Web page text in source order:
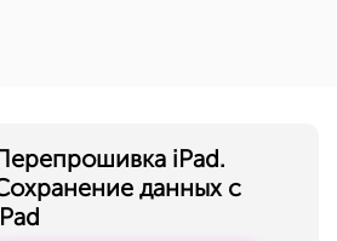
iPad.
данных с